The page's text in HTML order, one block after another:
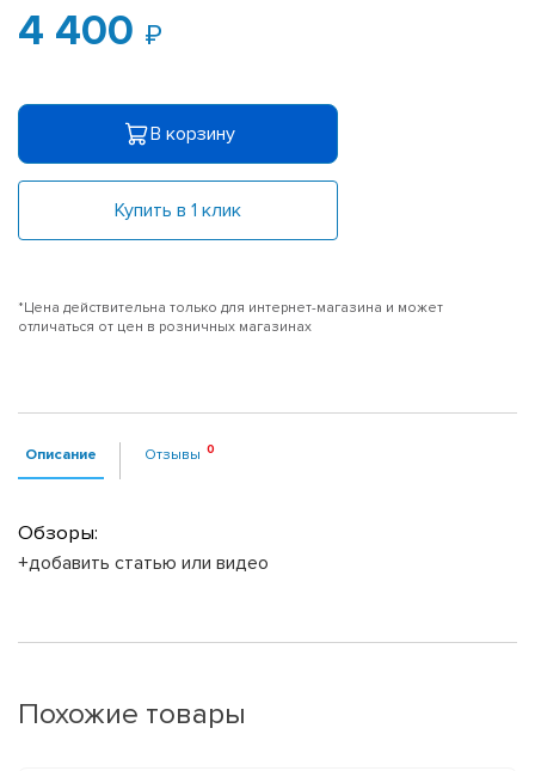
4 400
В корзину
Купить в 1 клик
*Цена действительна только для интернет-магазина и может
отличаться от цен в розничных магазинах
Описание Отзывы
Обзоры:
+добавить статью или видео
Похожие товары